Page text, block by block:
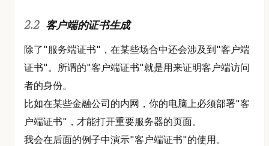
客户端的证书生成
除了"服务端证书"，在某些场合中还会涉及到"客户端
证书"。所谓的"客户端证书"就是用来证明客户端访问
者的身份。
比如在某些金融公司的内网，你的电脑上必须部署"客
户端证书"，才能打开重要服务器的页面。
我会在后面的例子中演示"客户端证书"的使用。